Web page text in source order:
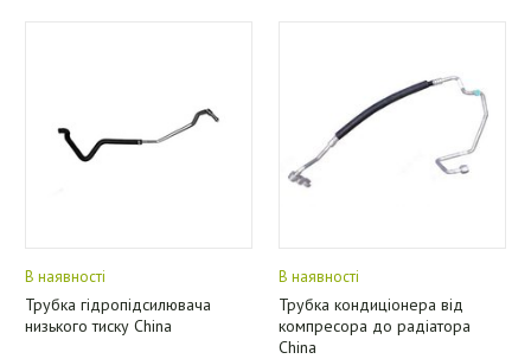
В наявності
Трубка гідропідсилювача
низького тиску China
В наявності
Трубка кондиціонера від
компресора до радіатора
China